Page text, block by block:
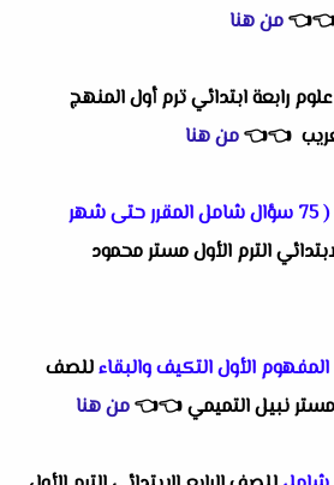
👈من هنا
رابعة ابتدائي ترم أولالمنهج
👈
👈من هنا
( 75 سؤال شامل المقرر حتى شهر
الترم الأول مستر محمود
المفهوم الأول التكيف والبقاءللصف
مستر نبيل التميمي👈
👈من هنا